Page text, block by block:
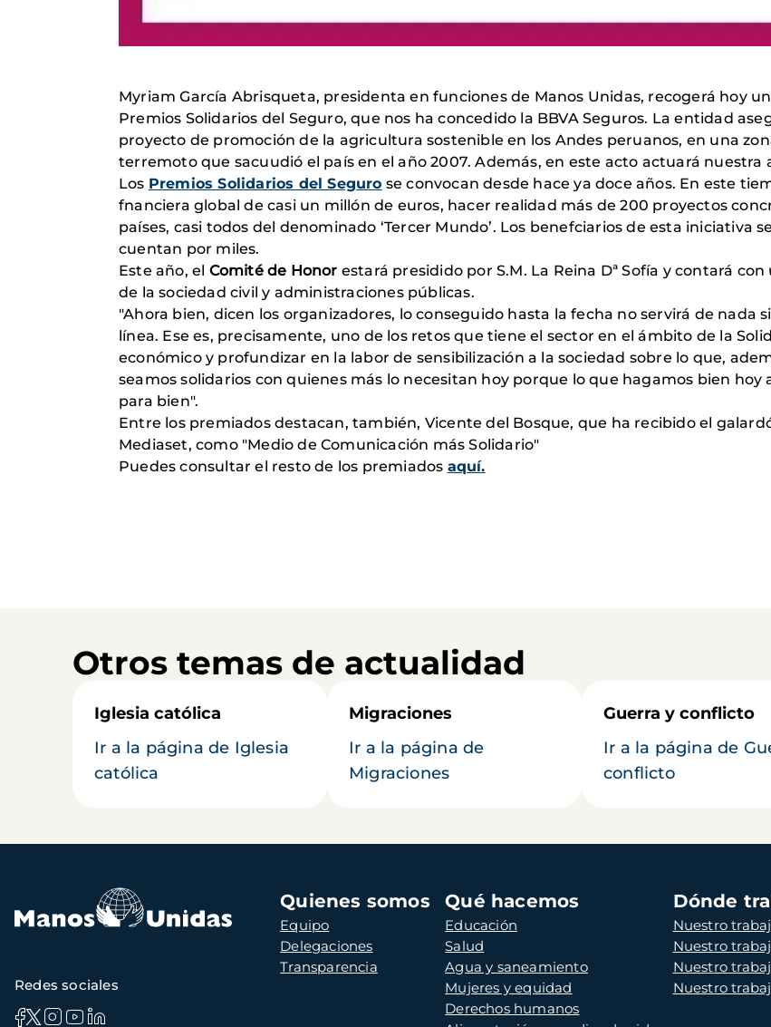
Myriam García Abrisqueta, presidenta en funciones de Manos Unidas, recogerá hoy
Premios Solidarios del Seguro, que nos ha concedido la BBVA Seguros. La entidad
proyecto de promoción de la agricultura sostenible en los Andes peruanos, en una
terremoto que sacuudió el país en el año 2007. Además, en este acto actuará
Los Premios Solidarios del Seguro se convocan desde hace ya doce años. En este
fnanciera global de casi un millón de euros, hacer realidad más de 200 proyectos
países, casi todos del denominado ‘Tercer Mundo’. Los benefciarios de esta iniciativa
cuentan por miles.
Este año, el Comité de Honor estará presidido por S.M. La Reina Dª Sofía y contará
de la sociedad civil y administraciones públicas.
"Ahora bien, dicen los organizadores, lo conseguido hasta la fecha no servirá de nada
línea. Ese es, precisamente, uno de los retos que tiene el sector en el ámbito de la
económico y profundizar en la labor de sensibilización a la sociedad sobre lo que,
seamos solidarios con quienes más lo necesitan hoy porque lo que hagamos bien
para bien".
Entre los premiados destacan, también, Vicente del Bosque, que ha recibido el
Mediaset, como "Medio de Comunicación más Solidario"
Puedes consultar el resto de los premiados aquí.
Otros temas de actualidad
Iglesia católica
Ir a la página de Iglesia
católica
Migraciones
Ir a la página de
Migraciones
Guerra y conflicto
Ir a la página de
conflicto
Navegación
principal
Quienes somos
Equipo
Delegaciones
Transparencia
Qué hacemos
Educación
Salud
Agua y saneamiento
Mujeres y equidad
Derechos humanos
Dónde
Nuestro
Nuestro
Nuestro
Nuestro
Redes sociales